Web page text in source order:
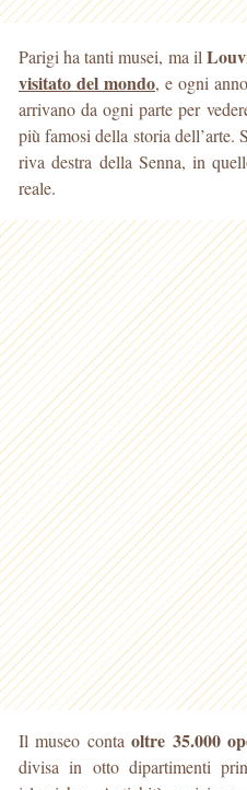
Parigi ha tanti musei, ma il
visitato del mondo, e ogni
arrivano da ogni parte per
più famosi della storia dell’arte.
riva destra della Senna, in
reale.
Il museo contaoltre 35.000
divisa in otto dipartimenti